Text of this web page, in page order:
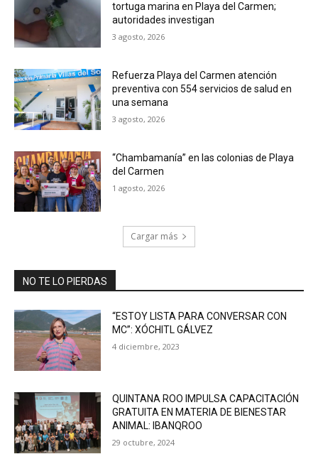
tortuga marina en Playa del Carmen;
autoridades investigan
3 agosto, 2026
Refuerza Playa del Carmen atención
preventiva con 554 servicios de salud en
una semana
3 agosto, 2026
“Chambamanía” en las colonias de Playa
del Carmen
1 agosto, 2026
Cargar más
NO TE LO PIERDAS
“ESTOY LISTA PARA CONVERSAR CON
MC”: XÓCHITL GÁLVEZ
4 diciembre, 2023
QUINTANA ROO IMPULSA CAPACITACIÓN
GRATUITA EN MATERIA DE BIENESTAR
ANIMAL: IBANQROO
29 octubre, 2024